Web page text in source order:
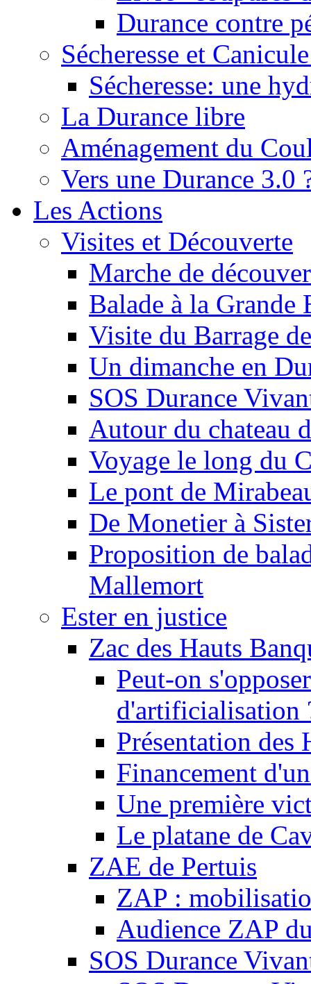
Durance contre
Sécheresse et
Sécheresse: une
La Durance libre
Aménagement du
Vers une Durance 3.0
Les Actions
Visites et Découverte
Marche de
Balade à la Grande
Visite du Barrage
Un dimanche en
SOS Durance
Autour du chateau
Voyage le long du
Le pont de
De Monetier à
Proposition de
Mallemort
Ester en justice
Zac des Hauts
Peut-on
d'artificialisation
Présentation des
Financement
Une première
Le platane de
ZAE de Pertuis
ZAP :
Audience ZAP
SOS Durance